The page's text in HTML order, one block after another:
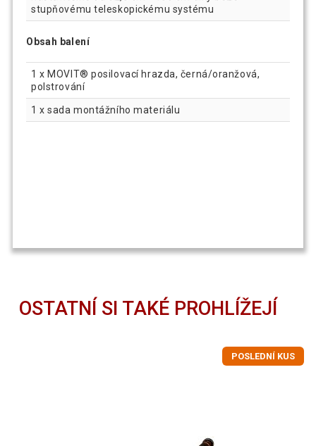
stupňovému teleskopickému systému
Obsah balení
1 x MOVIT® posilovací hrazda, černá/oranžová,
polstrování
1 x sada montážního materiálu
OSTATNÍ SI TAKÉ PROHLÍŽEJÍ
POSLEDNÍ KUS